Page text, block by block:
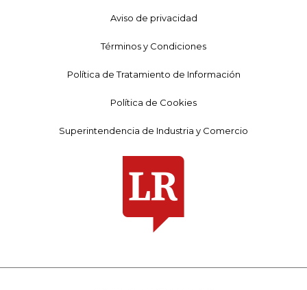
Aviso de privacidad
Términos y Condiciones
Política de Tratamiento de Información
Política de Cookies
Superintendencia de Industria y Comercio